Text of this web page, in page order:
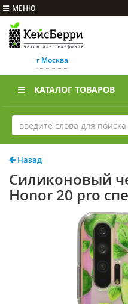
МЕНЮ
г Москва
КАТАЛОГ ТОВАРОВ
Назад
Силиконовый
Honor 20 pro